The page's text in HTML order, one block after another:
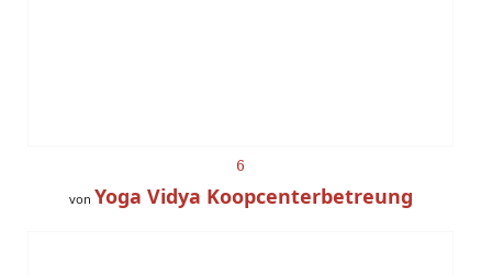
6
von Yoga Vidya Koopcenterbetreung